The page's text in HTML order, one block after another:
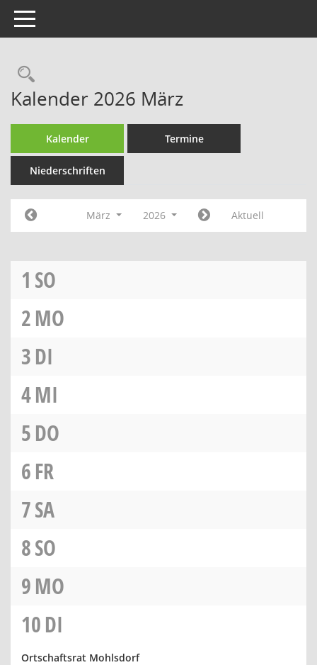
Toggle navigation
Rechercheauswahl
Kalender 2026 März
Kalender Termine
Niederschriften
März 2026 Aktuell
1 SO
2MO
3DI
4MI
5DO
6FR
7SA
8SO
9MO
10DI
Ortschaftsrat Mohlsdorf